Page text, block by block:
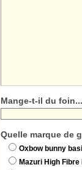
Mange-t-il du foin...
Quelle marque de
Oxbow bunny
Mazuri High Fibre